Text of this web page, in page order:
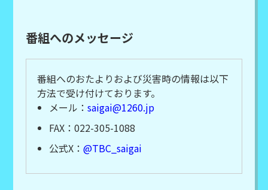
番組へのメッセージ
番組へのおたよりおよび災害時の情報は以下
方法で受け付けております。
メール： saigai@1260.jp
FAX：022-305-1088
公式X： @TBC_saigai